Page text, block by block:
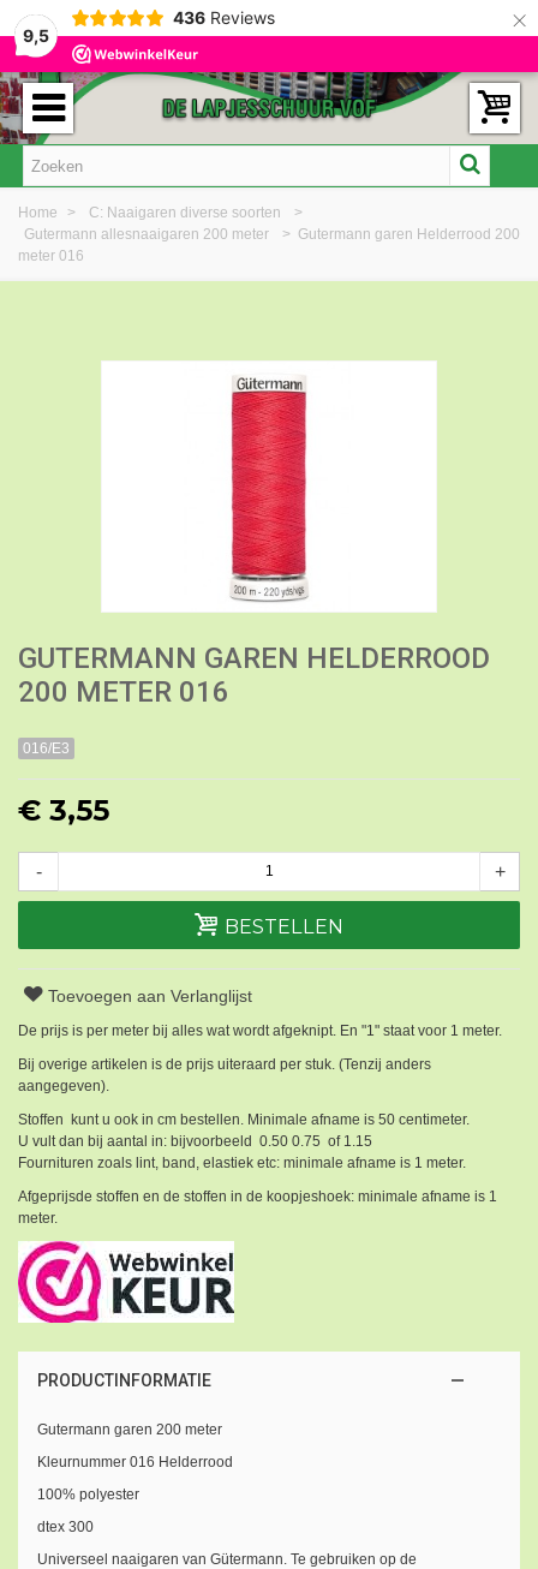
9,5
436 Reviews ×
Home > C: Naaigaren diverse soorten
>
Gutermann allesnaaigaren 200 meter
> Gutermann garen Helderrood 200
meter 016
GUTERMANN GAREN HELDERROOD
200 METER 016
016/E3
€ 3,55
- +
BESTELLEN
Toevoegen aan Verlanglijst
De prijs is per meter bij alles wat wordt afgeknipt. En "1" staat voor 1 meter.
Bij overige artikelen is de prijs uiteraard per stuk. (Tenzij anders
aangegeven).
Stoffen kunt u ook in cm bestellen. Minimale afname is 50 centimeter.
U vult dan bij aantal in: bijvoorbeeld 0.50 0.75 of 1.15
Fournituren zoals lint, band, elastiek etc: minimale afname is 1 meter.
Afgeprijsde stoffen en de stoffen in de koopjeshoek: minimale afname is 1
meter.
PRODUCTINFORMATIE
Gutermann garen 200 meter
Kleurnummer 016 Helderrood
100% polyester
dtex 300
Universeel naaigaren van Gütermann. Te gebruiken op de